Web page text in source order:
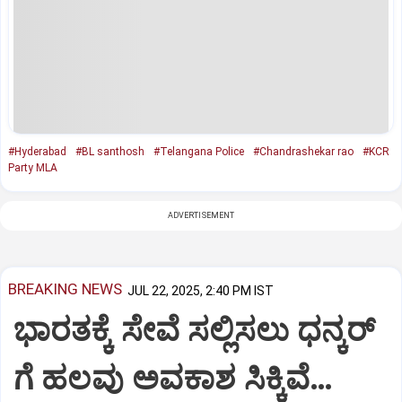
#Hyderabad #BL santhosh #Telangana Police #Chandrashekar rao
#KCR
Party MLA
ADVERTISEMENT
BREAKING NEWS JUL 22, 2025, 2:40 PM IST
ಭಾರತಕ್ಕೆ ಸೇವೆ ಸಲ್ಲಿಸಲು ಧನ್ಕರ್‌
ಗೆ ಹಲವು ಅವಕಾಶ ಸಿಕ್ಕಿವೆ…